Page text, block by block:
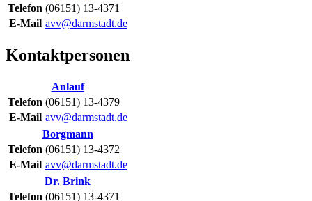
Telefon (06151) 13-4371
E-Mail avv@darmstadt.de
Kontaktpersonen
Anlauf
Telefon (06151) 13-4379
E-Mail avv@darmstadt.de
Borgmann
Telefon (06151) 13-4372
E-Mail avv@darmstadt.de
Dr. Brink
Telefon (06151) 13-4371